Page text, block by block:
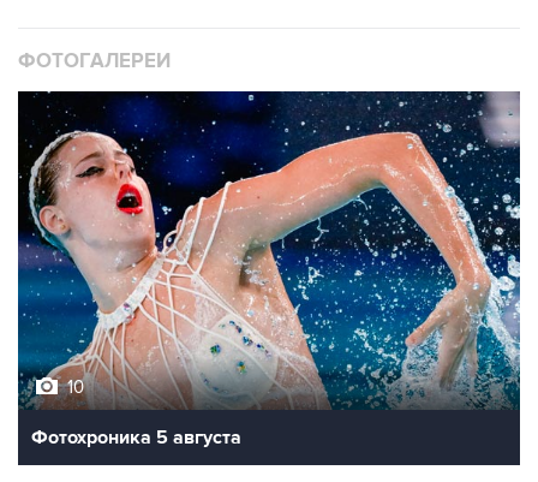
ФОТОГАЛЕРЕИ
10
Фотохроника 5 августа